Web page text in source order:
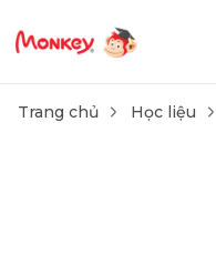
Trang chủ Học liệu